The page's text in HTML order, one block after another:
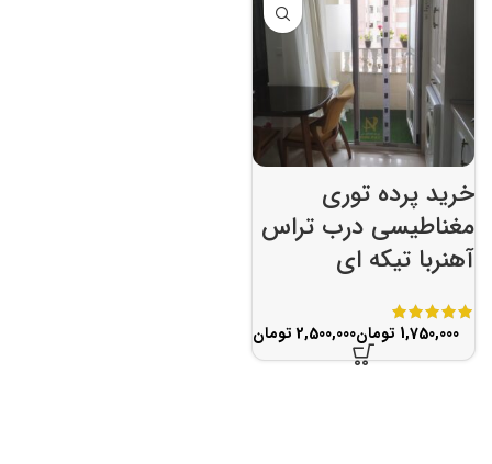
خرید پرده توری
مغناطیسی درب تراس
آهنربا تیکه ای
تومان تومان